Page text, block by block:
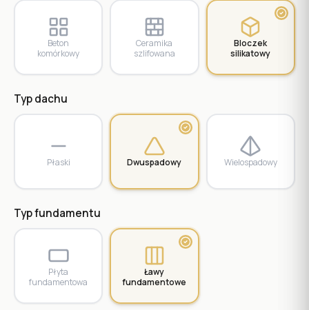
Beton
komórkowy
Ceramika
szlifowana
Bloczek
silikatowy
Typ dachu
Płaski Dwuspadowy Wielospadowy
Typ fundamentu
Płyta
fundamentowa
Ławy
fundamentowe